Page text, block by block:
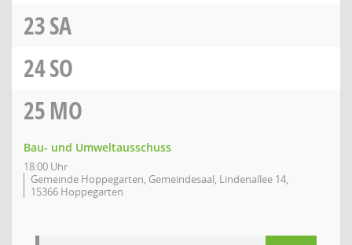
23SA
24SO
25MO
Bau- und Umweltausschuss
18:00 Uhr
Gemeinde Hoppegarten, Gemeindesaal, Lindenallee 14,
15366 Hoppegarten